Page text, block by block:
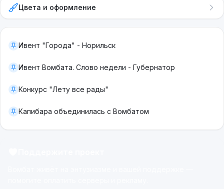
Цвета и оформление
Ивент "Города" - Норильск
Ивент Вомбата. Слово недели - Губернатор
Конкурс "Лету все рады"
Капибара объединилась с Вомбатом